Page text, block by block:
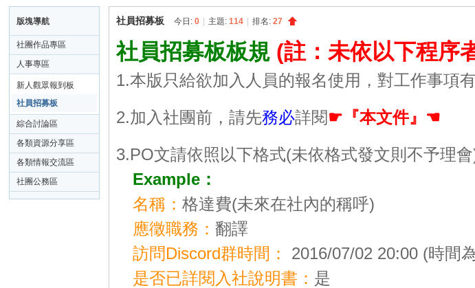
索
U
C
ap
ns
版塊導航
社團作品專區
人事專區
新人觀眾報到板
社員招募板
綜合討論區
各類資源分享區
各類情報交流區
社團公務區
社員招募板 今日:0 主題:114 排名:27
社員招募板板規 (註：未依以下程序
1.本版只給欲加入人員的報名使用，對工作事項
2.加入社團前，請先務必詳閱☛『本文件』☚
3.PO文請依照以下格式(未依格式發文則不予理
Example：
名稱：格達費(未來在社內的稱呼)
應徵職務：翻譯
訪問Discord群時間：
2016/07/02 20:00 (時間
是否已詳閱入社說明書： 是